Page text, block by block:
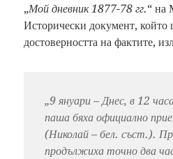
„Мой дневник 1877-78 гг.“ на
Исторически документ, който
достоверността на фактите,
„9 януари – Днес, в 12
паша бяха официално
(Николай – бел. съст.).
продължиха точно два